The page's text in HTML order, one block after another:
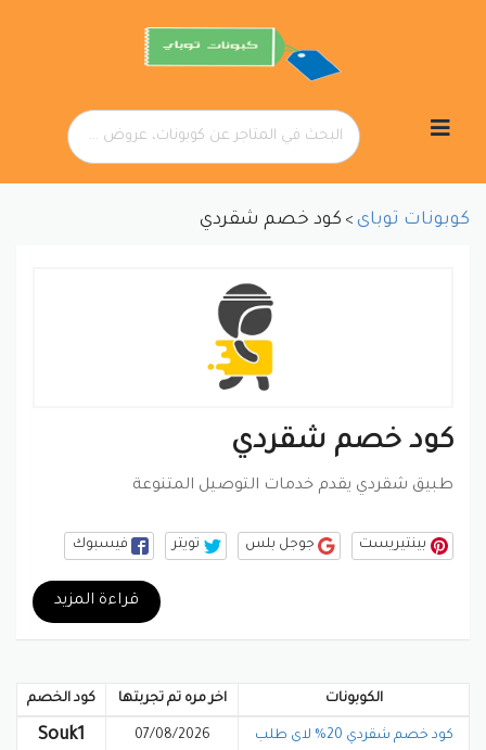
إلى
كوبونات توباى > كود خصم شقردي
قراءة المزيد
كود خصم شقردي
طبيق شقردي يقدم خدمات التوصيل المتنوعة
فيسبوك تويتر جوجل بلس بينتيريست
الكوبونات اخر مره تم تجربتها كود الخصم
كود خصم شقردي 20% لاى طلب 07/08/2026
Souk1